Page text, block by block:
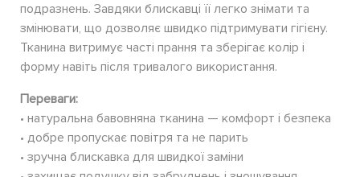
подразнень. Завдяки блискавці її легко знімати та
змінювати, що дозволяє швидко підтримувати гігієну.
Тканина витримує часті прання та зберігає колір і
форму навіть після тривалого використання.
Переваги:
• натуральна бавовняна тканина — комфорт і безпека
• добре пропускає повітря та не парить
• зручна блискавка для швидкої заміни